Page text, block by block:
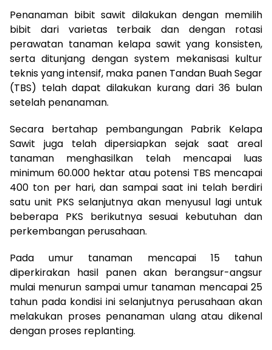
Penanaman bibit sawit dilakukan dengan memilih
bibit dari varietas terbaik dan dengan rotasi
perawatan tanaman kelapa sawit yang konsisten,
serta ditunjang dengan system mekanisasi kultur
teknis yang intensif, maka panen Tandan Buah Segar
(TBS) telah dapat dilakukan kurang dari 36 bulan
setelah penanaman.
Secara bertahap pembangungan Pabrik Kelapa
Sawit juga telah dipersiapkan sejak saat areal
tanaman menghasilkan telah mencapai luas
minimum 60.000 hektar atau potensi TBS mencapai
400 ton per hari, dan sampai saat ini telah berdiri
satu unit PKS selanjutnya akan menyusul lagi untuk
beberapa PKS berikutnya sesuai kebutuhan dan
perkembangan perusahaan.
Pada umur tanaman mencapai 15 tahun
diperkirakan hasil panen akan berangsur-angsur
mulai menurun sampai umur tanaman mencapai 25
tahun pada kondisi ini selanjutnya perusahaan akan
melakukan proses penanaman ulang atau dikenal
dengan proses replanting.